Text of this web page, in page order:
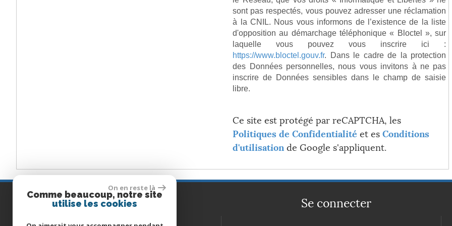
sont pas respectés, vous pouvez adresser une réclamation
à la CNIL. Nous vous informons de l’existence de la liste
d'opposition au démarchage téléphonique « Bloctel », sur
laquelle vous pouvez vous inscrire ici :
https://www.bloctel.gouv.fr. Dans le cadre de la protection
des Données personnelles, nous vous invitons à ne pas
inscrire de Données sensibles dans le champ de saisie
libre.
Ce site est protégé par reCAPTCHA, les
Politiques de Confidentialité et esConditions
d'utilisation de Google s'appliquent.
Contactez-nous
TÉL : 06 50 46 31 60
Se connecter
On en reste là
Comme beaucoup, notre site
utilise les cookies